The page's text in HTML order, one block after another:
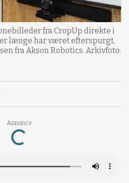
Annonce
Loading...
fra CropUp direkte i
længe har været efterspurgt,
fra Akson Robotics. Arkivfoto: